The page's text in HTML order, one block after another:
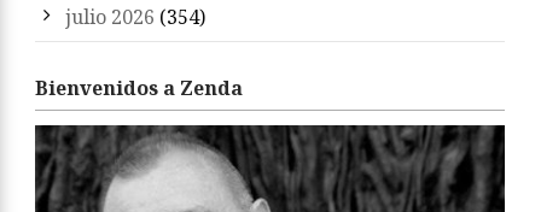
julio 2026 (354)
Bienvenidos a Zenda